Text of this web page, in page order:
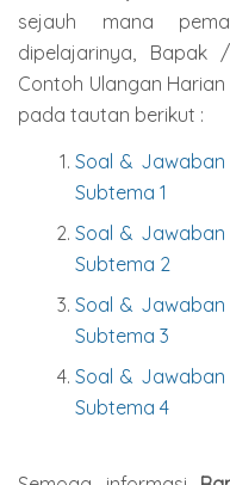
sejauh mana
dipelajarinya, Bapak
Contoh Ulangan
pada tautan berikut :
Soal & Jawaban
Subtema 1
Soal & Jawaban
Subtema 2
Soal & Jawaban
Subtema 3
Soal & Jawaban
Subtema 4